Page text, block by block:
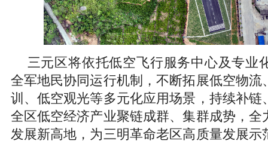
三元区将依托低空飞行服务中心及专业
全军地民协同运行机制，不断拓展低空物流
训、低空观光等多元化应用场景，持续补链
全区低空经济产业聚链成群、集群成势，全
发展新高地，为三明革命老区高质量发展示